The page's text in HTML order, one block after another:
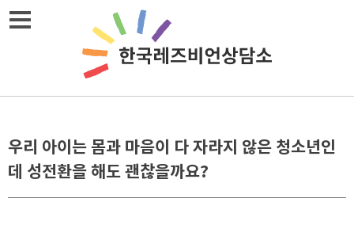
Skip
우리 아이는 몸과 마음이 다 자라지 않은 청소년인
데 성전환을 해도 괜찮을까요?